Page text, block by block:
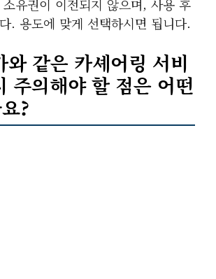
유권이 이전되지 않으며, 사용 후
. 용도에 맞게 선택하시면 됩니다.
와 같은 카셰어링 서비
주의해야 할 점은 어떤
?